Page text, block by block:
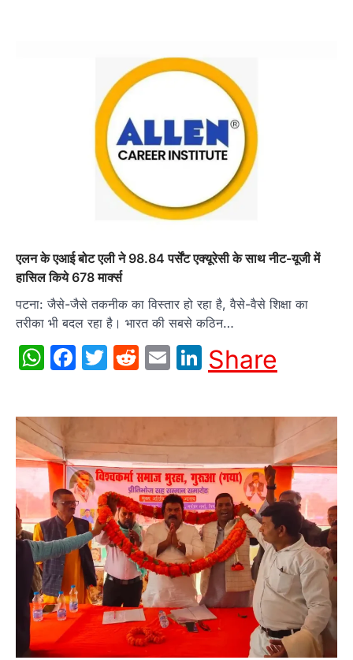
एलन के एआई बोट एली ने 98.84 पर्सेंट एक्यूरेसी के साथ नीट-यूजी में
हासिल किये 678 मार्क्स
पटना: जैसे-जैसे तकनीक का विस्तार हो रहा है, वैसे-वैसे शिक्षा का
तरीका भी बदल रहा है। भारत की सबसे कठिन…
WhatsApp
Facebook
Twitter
Reddit
EmailLinkedIn
Share